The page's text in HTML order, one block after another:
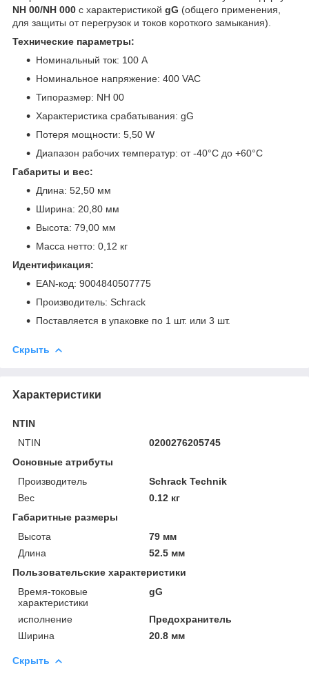
NH 00/NH 000 с характеристикой gG (общего применения,
для защиты от перегрузок и токов короткого замыкания).
Технические параметры:
Номинальный ток: 100 А
Номинальное напряжение: 400 VAC
Типоразмер: NH 00
Характеристика срабатывания: gG
Потеря мощности: 5,50 W
Диапазон рабочих температур: от -40°C до +60°C
Габариты и вес:
Длина: 52,50 мм
Ширина: 20,80 мм
Высота: 79,00 мм
Масса нетто: 0,12 кг
Идентификация:
EAN-код: 9004840507775
Производитель: Schrack
Поставляется в упаковке по 1 шт. или 3 шт.
Скрыть
Характеристики
NTIN
NTIN
0200276205745
Основные атрибуты
Производитель
Schrack Technik
Вес
0.12 кг
Габаритные размеры
Высота
79 мм
Длина
52.5 мм
Пользовательские характеристики
Время-токовые
характеристики
gG
исполнение
Предохранитель
Ширина
20.8 мм
Скрыть